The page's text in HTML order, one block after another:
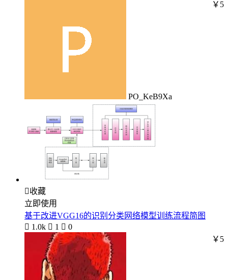
PO_KeB9Xa
￥5
收藏
立即使用
基于改进VGG16的识别分类网络模型训练流程简图
 1.0k  1  0
￥5